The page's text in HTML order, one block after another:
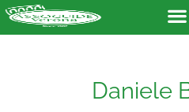
Daniele